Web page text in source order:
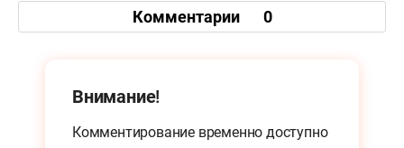
Комментарии 0
Внимание!
Комментирование временно доступно